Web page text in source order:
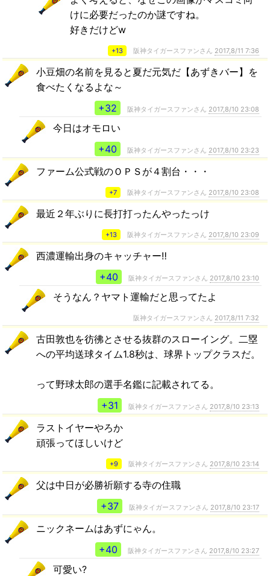
けに必要だったのか謎ですね。
好きだけどw
+13 阪神タイガースファンさん 2017,8/11 7:36
小豆畑の名前を見ると夏だ元気だ【あずきバー】を
食べたくなるよな～
+32
阪神タイガースファンさん 2017,8/10 23:08
今日はオモロい
+40
阪神タイガースファンさん 2017,8/10 23:23
ファーム公式戦のＯＰＳが４割台・・・
+7 阪神タイガースファンさん 2017,8/10 23:08
最近２年ぶりに長打打ったんやったっけ
+13 阪神タイガースファンさん 2017,8/10 23:09
西濃運輸出身のキャッチャー‼️
+40
阪神タイガースファンさん 2017,8/10 23:10
そうなん？ヤマト運輸だと思ってたよ
阪神タイガースファンさん 2017,8/11 7:32
古田敦也を彷彿とさせる抜群のスローイング。二塁
への平均送球タイム1.8秒は、球界トップクラスだ。
って野球太郎の選手名鑑に記載されてる。
+31
阪神タイガースファンさん 2017,8/10 23:13
ラストイヤーやろか
頑張ってほしいけど
+9 阪神タイガースファンさん 2017,8/10 23:14
父は中日が必勝祈願する寺の住職
+37
阪神タイガースファンさん 2017,8/10 23:17
ニックネームはあずにゃん。
+40
阪神タイガースファンさん 2017,8/10 23:27
可愛い?